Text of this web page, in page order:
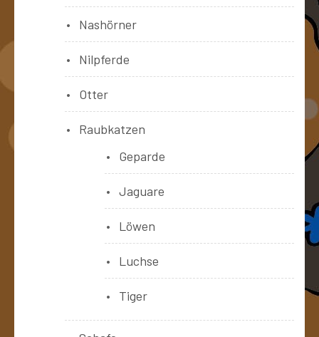
Nashörner
Nilpferde
Otter
Raubkatzen
Geparde
Jaguare
Löwen
Luchse
Tiger